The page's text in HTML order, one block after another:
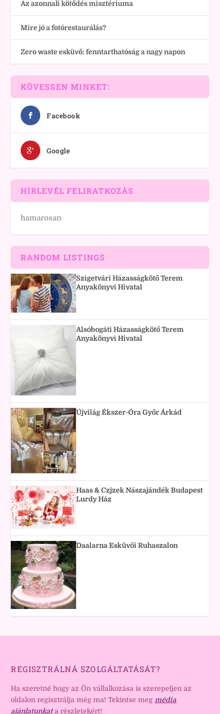
Az azonnali kötődés misztériuma
Mire jó a fotórestaurálás?
Zero waste esküvő: fenntarthatóság a nagy napon
KÖVESSEN MINKET:
Facebook
Google
HÍRLEVÉL FELIRATKOZÁS
hamarosan
RANDOM LISTINGS
Szigetvári Házasságkötő Terem
Anyakönyvi Hivatal
Alsóbogáti Házasságkötő Terem
Anyakönyvi Hivatal
Újvilág Ékszer-Óra Győr Árkád
Haas & Czjzek Nászajándék Budapest
Lurdy Ház
Daalarna Esküvői Ruhaszalon
REGISZTRÁLNÁ SZOLGÁLTATÁSÁT?
Ha szeretné hogy az Ön vállalkozása is szerepeljen az
oldalon regisztrálja még ma! Tekintse meg média
ajánlatunkat a részletekért!